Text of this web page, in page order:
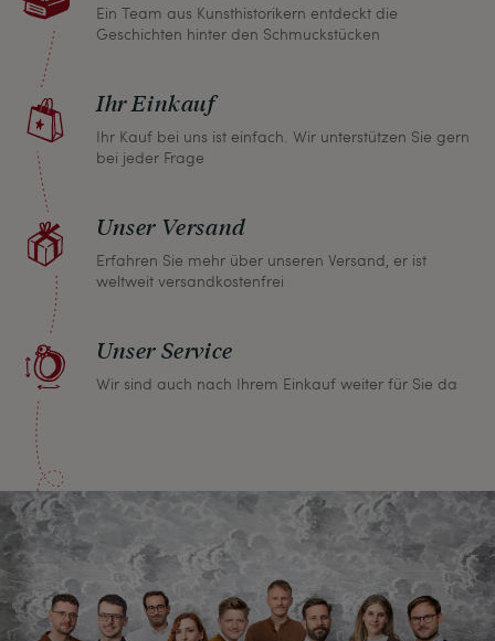
Ein Team aus Kunsthistorikern entdeckt die
Geschichten hinter den Schmuckstücken
Ihr Einkauf
Ihr Kauf bei uns ist einfach. Wir unterstützen Sie gern
bei jeder Frage
Unser Versand
Erfahren Sie mehr über unseren Versand, er ist
weltweit versandkostenfrei
Unser Service
Wir sind auch nach Ihrem Einkauf weiter für Sie da